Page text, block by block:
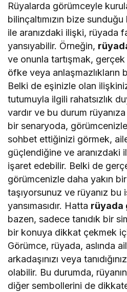
Rüyalarda görümceyle
bilinçaltımızın bize
ile aranızdaki ilişki, rüyada
yansıyabilir. Örneğin,
ve onunla tartışmak, gerçek
öfke veya anlaşmazlıkların
Belki de eşinizle olan
tutumuyla ilgili rahatsızlık
vardır ve bu durum rüyanıza
bir senaryoda,
sohbet ettiğinizi görmek, aile
güçlendiğine ve aranızdaki
işaret edebilir. Belki de
görümcenizle daha yakın
taşıyorsunuz ve rüyanız bu
yansımasıdır. Hatta rüyada
bazen, sadece tanıdık bir
bir konuya dikkat çekmek
Görümce, rüyada, aslında
arkadaşınızı veya
olabilir. Bu durumda,
diğer sembollerini de